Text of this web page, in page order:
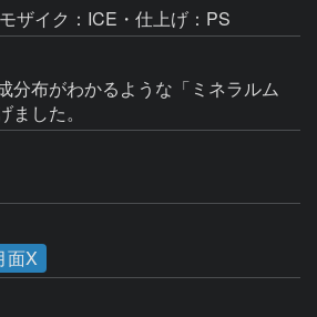
ザイク：ICE・仕上げ：PS
分布がわかるような「ミネラルム
した。
面X